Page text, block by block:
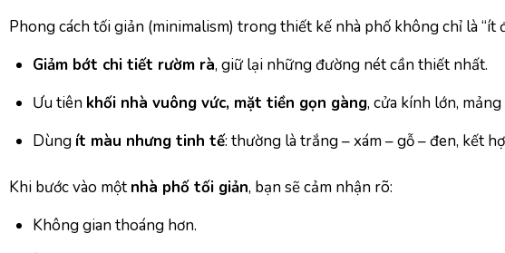
Phong cách tối giản (minimalism) trong thiết kế nhà phố không chỉ là “ít
Giảm bớt chi tiết rườm rà, giữ lại những đường nét cần thiết nhất.
Ưu tiên khối nhà vuông vức, mặt tiền gọn gàng, cửa kính lớn,
Dùng ít màu nhưng tinh tế: thường là trắng – xám – gỗ – đen, kết
Khi bước vào một nhà phố tối giản, bạn sẽ cảm nhận rõ:
Không gian thoáng hơn.